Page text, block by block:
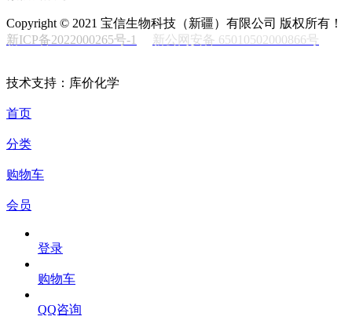
Copyright © 2021 宝信生物科技（新疆）有限公司 版权所有！
新ICP备2022000265号-1
新公网安备 65010502000866号
技术支持：库价化学
首页
分类
购物车
会员
登录
购物车
QQ咨询